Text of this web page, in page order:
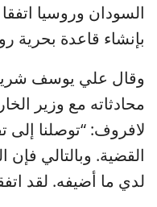
السودان وروسيا
بإنشاء قاعدة بحرية
وقال علي يوسف
محادثاته مع وزير
لافروف: “توصلنا إلى
القضية. وبالتالي
لدي ما أضيفه. لقد